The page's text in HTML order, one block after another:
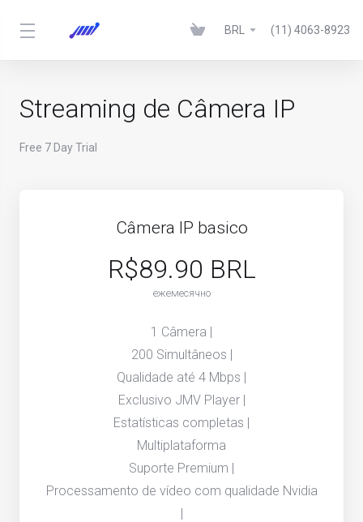
BRL (11) 4063-8923
Streaming de Câmera IP
Free 7 Day Trial
Câmera IP basico
R$89.90 BRL
ежемесячно
1 Câmera |
200 Simultâneos |
Qualidade até 4 Mbps |
Exclusivo JMV Player |
Estatísticas completas |
Multiplataforma
Suporte Premium |
Processamento de vídeo com qualidade Nvidia
|